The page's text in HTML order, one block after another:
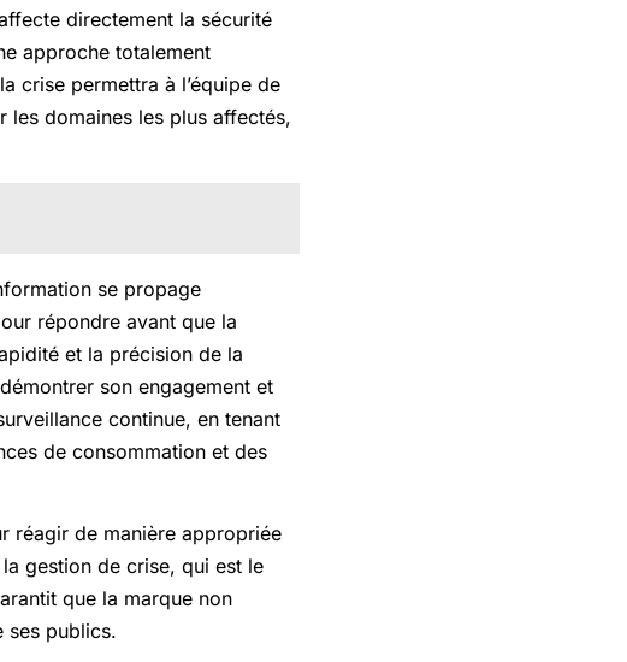
directement la sécurité
approche totalement
crise permettra à l’équipe de
domaines les plus affectés,
se propage
répondre avant que la
et la précision de la
son engagement et
continue, en tenant
de consommation et des
réagir de manière appropriée
gestion de crise, qui est le
que la marque non
ses publics.